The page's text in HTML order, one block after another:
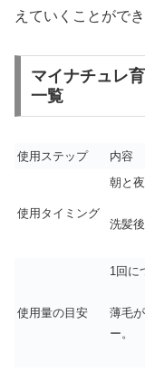
えていくことができ
マイナチュレ
一覧
使用ステップ 内容
使用タイミング
朝と夜
洗髪
使用量の目安
1回に
薄毛
ー。